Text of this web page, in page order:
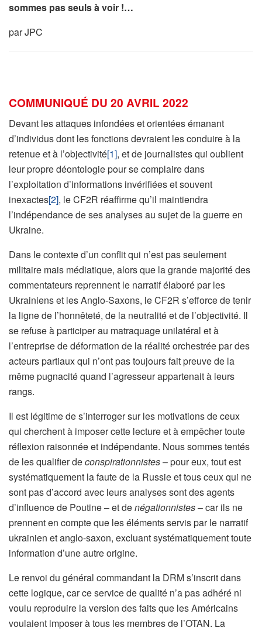
sommes pas seuls à voir !…
par JPC
COMMUNIQUÉ DU 20 AVRIL 2022
Devant les attaques infondées et orientées émanant
d’individus dont les fonctions devraient les conduire à la
retenue et à l’objectivité[1], et de journalistes qui oublient
leur propre déontologie pour se complaire dans
l’exploitation d’informations invérifiées et souvent
inexactes[2], le CF2R réaffirme qu’il maintiendra
l’indépendance de ses analyses au sujet de la guerre en
Ukraine.
Dans le contexte d’un conflit qui n’est pas seulement
militaire mais médiatique, alors que la grande majorité des
commentateurs reprennent le narratif élaboré par les
Ukrainiens et les Anglo-Saxons, le CF2R s’efforce de tenir
la ligne de l’honnêteté, de la neutralité et de l’objectivité. Il
se refuse à participer au matraquage unilatéral et à
l’entreprise de déformation de la réalité orchestrée par des
acteurs partiaux qui n’ont pas toujours fait preuve de la
même pugnacité quand l’agresseur appartenait à leurs
rangs.
Il est légitime de s’interroger sur les motivations de ceux
qui cherchent à imposer cette lecture et à empêcher toute
réflexion raisonnée et indépendante. Nous sommes tentés
de les qualifier deconspirationnistes– pour eux, tout est
systématiquement la faute de la Russie et tous ceux qui ne
sont pas d’accord avec leurs analyses sont des agents
d’influence de Poutine – et denégationnistes– car ils ne
prennent en compte que les éléments servis par le narratif
ukrainien et anglo-saxon, excluant systématiquement toute
information d’une autre origine.
Le renvoi du général commandant la DRM s’inscrit dans
cette logique, car ce service de qualité n’a pas adhéré ni
voulu reproduire la version des faits que les Américains
voulaient imposer à tous les membres de l’OTAN. La